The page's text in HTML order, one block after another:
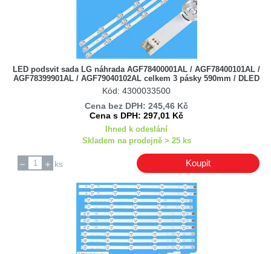
Tesla
Vivax
LED podsvit sada LG náhrada AGF78400001AL / AGF78400101AL /
AGF78399901AL / AGF79040102AL celkem 3 pásky 590mm / DLED
TOTAL ARRAY AGF78400001AL 32LB
Kód: 4300033500
Cena bez DPH: 245,46 Kč
Cena s DPH: 297,01 Kč
Ihned k odeslání
Skladem na prodejně > 25 ks
ks Koupit